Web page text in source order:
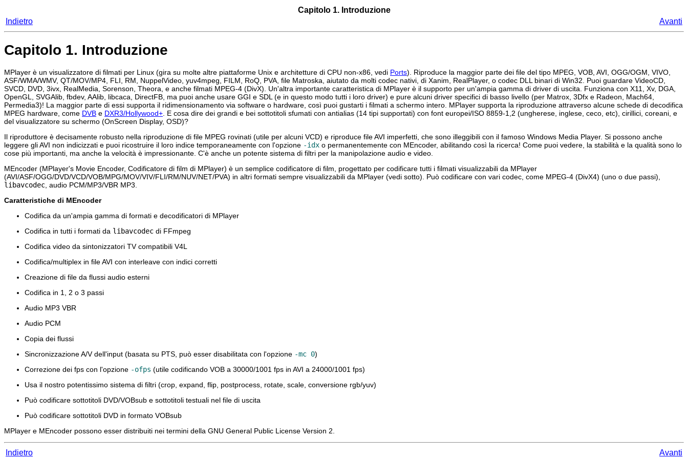
Capitolo 1. Introduzione
Indietro
Avanti
Capitolo 1. Introduzione
MPlayer è un visualizzatore di filmati per Linux (gira su molte altre piattaforme Unix e architetture di CPU non-x86, vedi Ports). Riproduce la maggior parte dei file del tipo MPEG, VOB, AVI, OGG/OGM, VIVO,
ASF/WMA/WMV, QT/MOV/MP4, FLI, RM, NuppelVideo, yuv4mpeg, FILM, RoQ, PVA, file Matroska, aiutato da molti codec nativi, di Xanim, RealPlayer, o codec DLL binari di Win32. Puoi guardare VideoCD,
SVCD, DVD, 3ivx, RealMedia, Sorenson, Theora, e anche filmati MPEG-4 (DivX). Un'altra importante caratteristica di MPlayer è il supporto per un'ampia gamma di driver di uscita. Funziona con X11, Xv, DGA,
OpenGL, SVGAlib, fbdev, AAlib, libcaca, DirectFB, ma puoi anche usare GGI e SDL (e in questo modo tutti i loro driver) e pure alcuni driver specifici di basso livello (per Matrox, 3Dfx e Radeon, Mach64,
Permedia3)! La maggior parte di essi supporta il ridimensionamento via software o hardware, così puoi gustarti i filmati a schermo intero. MPlayer supporta la riproduzione attraverso alcune schede di decodifica
MPEG hardware, come DVB e DXR3/Hollywood+ . E cosa dire dei grandi e bei sottotitoli sfumati con antialias (14 tipi supportati) con font europei/ISO 8859-1,2 (ungherese, inglese, ceco, etc), cirillici, coreani, e
del visualizzatore su schermo (OnScreen Display, OSD)?
Il riproduttore è decisamente robusto nella riproduzione di file MPEG rovinati (utile per alcuni VCD) e riproduce file AVI imperfetti, che sono illeggibili con il famoso Windows Media Player. Si possono anche
leggere gli AVI non indicizzati e puoi ricostruire il loro indice temporaneamente con l'opzione -idx o permanentemente con MEncoder, abilitando così la ricerca! Come puoi vedere, la stabilità e la qualità sono lo
cose più importanti, ma anche la velocità è impressionante. C'è anche un potente sistema di filtri per la manipolazione audio e video.
MEncoder (MPlayer's Movie Encoder, Codificatore di film di MPlayer) è un semplice codificatore di film, progettato per codificare tutti i filmati visualizzabili da MPlayer
(AVI/ASF/OGG/DVD/VCD/VOB/MPG/MOV/VIV/FLI/RM/NUV/NET/PVA) in altri formati sempre visualizzabili da MPlayer (vedi sotto). Può codificare con vari codec, come MPEG-4 (DivX4) (uno o due passi),
libavcodec , audio PCM/MP3/VBR MP3.
Caratteristiche di MEncoder
Codifica da un'ampia gamma di formati e decodificatori di MPlayer
Codifica in tutti i formati da libavcodec di FFmpeg
Codifica video da sintonizzatori TV compatibili V4L
Codifica/multiplex in file AVI con interleave con indici corretti
Creazione di file da flussi audio esterni
Codifica in 1, 2 o 3 passi
Audio MP3 VBR
Audio PCM
Copia dei flussi
Sincronizzazione A/V dell'input (basata su PTS, può esser disabilitata con l'opzione -mc 0)
Correzione dei fps con l'opzione -ofps (utile codificando VOB a 30000/1001 fps in AVI a 24000/1001 fps)
Usa il nostro potentissimo sistema di filtri (crop, expand, flip, postprocess, rotate, scale, conversione rgb/yuv)
Può codificare sottotitoli DVD/VOBsub e sottotitoli testuali nel file di uscita
Può codificare sottotitoli DVD in formato VOBsub
MPlayer e MEncoder possono esser distribuiti nei termini della GNU General Public License Version 2.
Indietro Avanti